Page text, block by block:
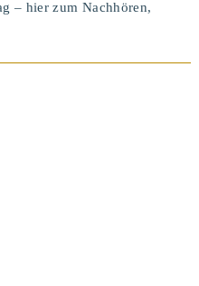
– hier zum Nachhören,